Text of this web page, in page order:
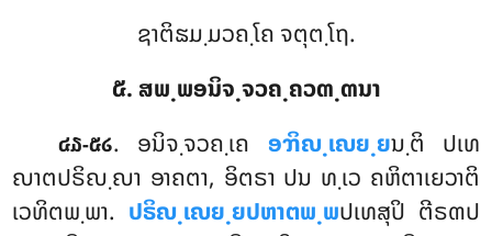
ຊາຕິຘມ຺ມວຄ຺ໂຄ ຈຕຸຕ຺ໂຖ.
໕. ສພ຺ພອນິຈ຺ຈວຄ຺ຄວຓ຺ຓນາ
໔໓-໕໒. ອນິຈ຺ຈວຄ຺ເຄ ອຠິຎ຺ເຎຍ຺ຍນ຺ຕິ ປເທ
ຎາຕປຣິຎ຺ຎາ ອາຄຕາ, ອິຕຣາ ປນ ທ຺ເວ ຄຫິຕາເຍວາຕິ
ເວທິຕພ຺ພາ. ປຣິຎ຺ເຎຍ຺ຍປຫາຕພ຺ພປເທສຸປິ ຕີຣຓປ